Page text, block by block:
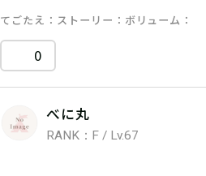
てごたえ ストーリー ボリューム
0
べに丸
RANK：F / Lv.67